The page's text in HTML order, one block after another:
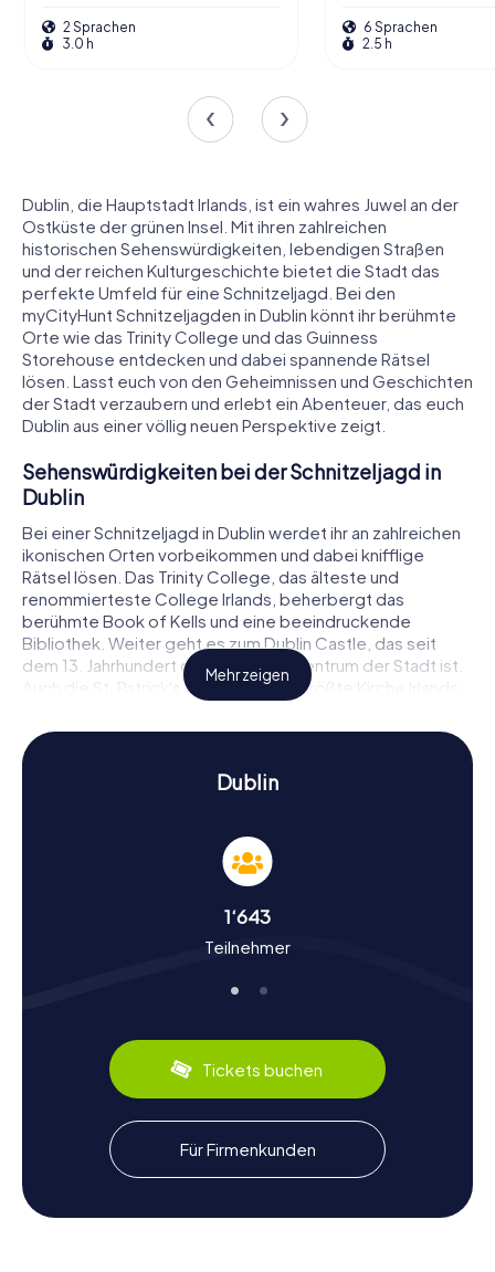
2 Sprachen
3.0 h
6 Sprachen
2.5 h
Dublin, die Hauptstadt Irlands, ist ein wahres Juwel an der
Ostküste der grünen Insel. Mit ihren zahlreichen
historischen Sehenswürdigkeiten, lebendigen Straßen
und der reichen Kulturgeschichte bietet die Stadt das
perfekte Umfeld für eine Schnitzeljagd. Bei den
myCityHunt Schnitzeljagden in Dublin könnt ihr berühmte
Orte wie das Trinity College und das Guinness
Storehouse entdecken und dabei spannende Rätsel
lösen. Lasst euch von den Geheimnissen und Geschichten
der Stadt verzaubern und erlebt ein Abenteuer, das euch
Dublin aus einer völlig neuen Perspektive zeigt.
Sehenswürdigkeiten bei der Schnitzeljagd in
Dublin
Bei einer Schnitzeljagd in Dublin werdet ihr an zahlreichen
ikonischen Orten vorbeikommen und dabei knifflige
Rätsel lösen. Das Trinity College, das älteste und
renommierteste College Irlands, beherbergt das
berühmte Book of Kells und eine beeindruckende
Bibliothek. Weiter geht es zum Dublin Castle, das seit
dem 13. Jahrhundert das politische Zentrum der Stadt ist.
Auch die St. Patrick's Cathedral, die größte Kirche Irlands,
Sehenswürdigkeiten sind nur ein kleiner Vorgeschmack
auf das, was euch bei einer Schnitzeljagd in Dublin
Während ihr euch auf eine Schnitzeljagd in Dublin begebt,
reiche Kultur der Stadt. Dublin wurde bereits im Jahr 140
von Ptolemäus erwähnt und hat seitdem eine
die Stadt ursprünglich von Wikingern gegründet wurde?
bedeutet. Im Laufe der Jahrhunderte entwickelte sich
Dublin zu einem wichtigen Handelszentrum und später
zum politischen Herz Irlands. Neben historischen Fakten
werdet ihr auch kulinarische Spezialitäten kennenlernen.
Probiert unbedingt ein traditionelles Irish Stew oder
genießt ein Pint Guinness, das weltberühmte Bier aus
Nach der Schnitzeljagd in Dublin die Stadt
Mehr zeigen
Dublin
1‘643
Teilnehmer
Tickets buchen
Für Firmenkunden